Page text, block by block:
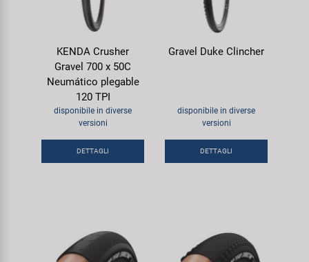
KENDA Crusher
Gravel 700 x 50C
Neumático plegable
120 TPI
disponibile in diverse
versioni
DETTAGLI
Gravel Duke Clincher
disponibile in diverse
versioni
DETTAGLI